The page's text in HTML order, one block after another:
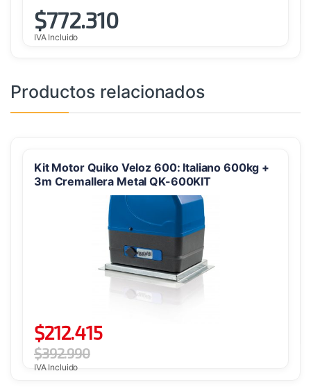
$772.310
IVA Incluido
Productos relacionados
Kit Motor Quiko Veloz 600: Italiano 600kg +
3m Cremallera Metal QK-600KIT
$212.415
$392.990
IVA Incluido